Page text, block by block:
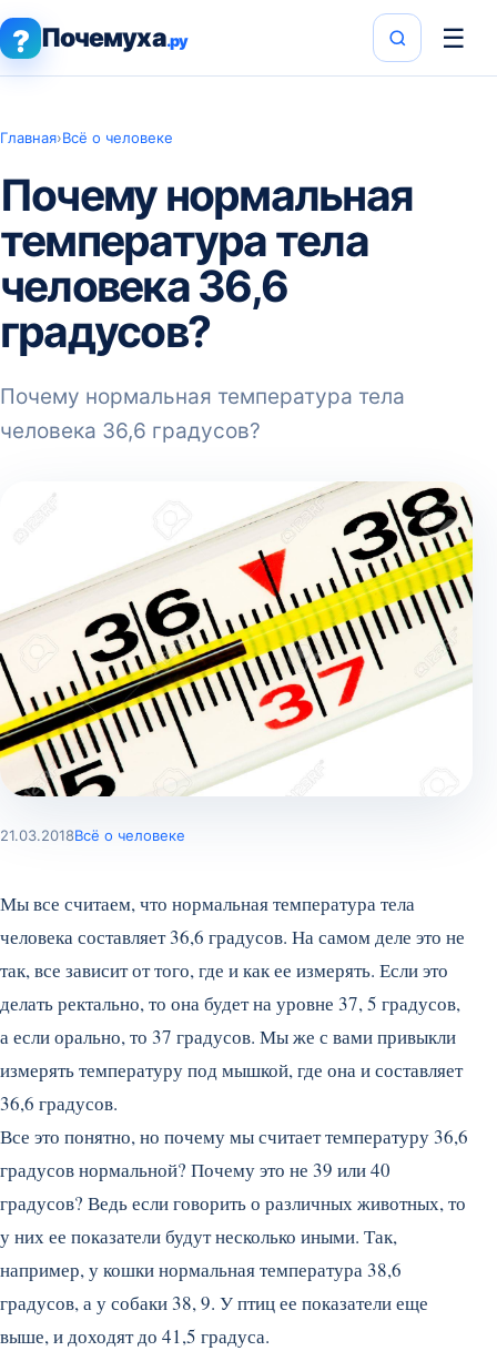
? Почемуха.ру ☰
Главная›Всё о человеке
Почему нормальная
температура тела
человека 36,6
градусов?
Почему нормальная температура тела
человека 36,6 градусов?
21.03.2018Всё о человеке
Мы все считаем, что нормальная температура тела
человека составляет 36,6 градусов. На самом деле это не
так, все зависит от того, где и как ее измерять. Если это
делать ректально, то она будет на уровне 37, 5 градусов,
а если орально, то 37 градусов. Мы же с вами привыкли
измерять температуру под мышкой, где она и составляет
36,6 градусов.
Все это понятно, но почему мы считает температуру 36,6
градусов нормальной? Почему это не 39 или 40
градусов? Ведь если говорить о различных животных, то
у них ее показатели будут несколько иными. Так,
например, у кошки нормальная температура 38,6
градусов, а у собаки 38, 9. У птиц ее показатели еще
выше, и доходят до 41,5 градуса.